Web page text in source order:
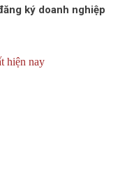
ký doanh nghiệp